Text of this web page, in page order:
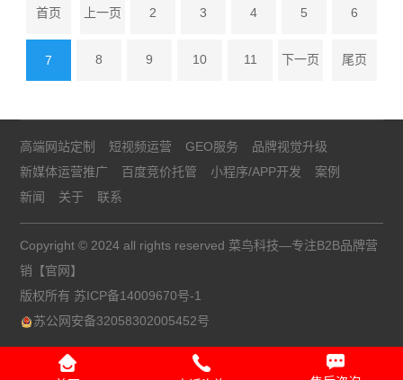
首页 上一页 2 3 4 5 6
7 8 9 10 11 下一页 尾页
高端网站定制 短视频运营 GEO服务
品牌视觉升级
新媒体运营推广
百度竞价托管 小程序/APP开发
案例
新闻
关于 联系
Copyright © 2024 all rights reserved 菜鸟科技—专注B2B品牌营
销【官网】
版权所有 苏ICP备14009670号-1
苏公网安备32058302005452号